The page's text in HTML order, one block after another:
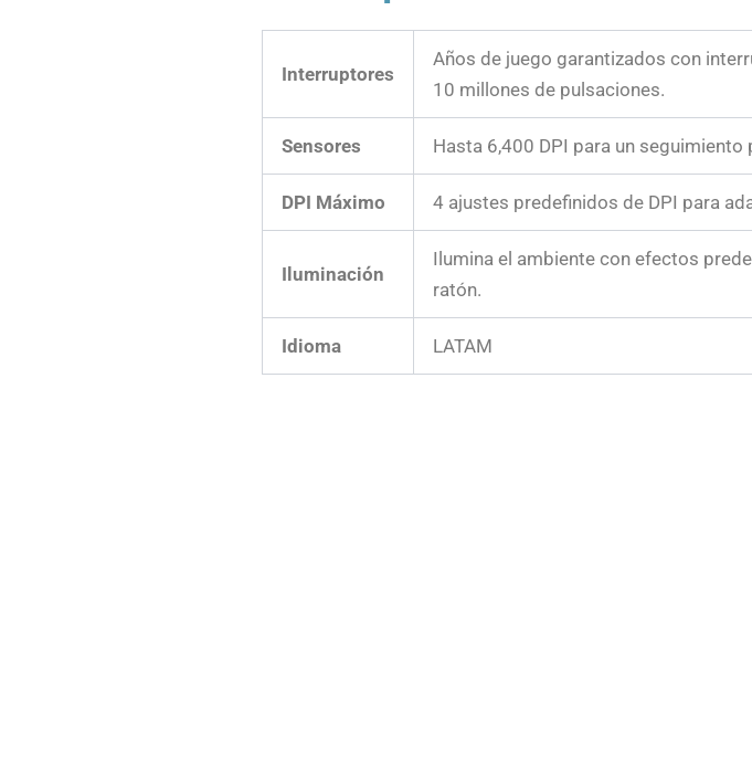
Interruptores
Años de juego garantizados con
10 millones de pulsaciones.
Sensores Hasta 6,400 DPI para un seguimiento
DPI Máximo 4 ajustes predefinidos de DPI para
Iluminación
Ilumina el ambiente con efectos
ratón.
Idioma LATAM